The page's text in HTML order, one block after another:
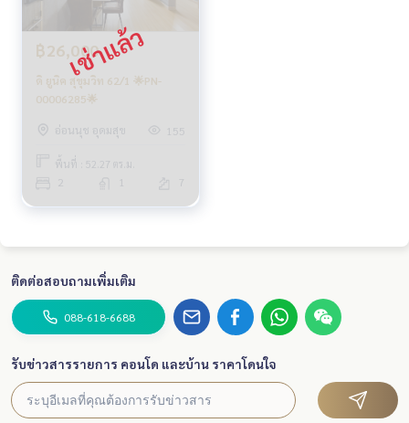
฿26,000
ดิ ยูนิค สุขุมวิท 62/1 🌟PN-
00006285🌟
อ่อนนุช อุดมสุข 155
พื้นที่ : 52.27 ตร.ม.
2 1 7
ติดต่อสอบถามเพิ่มเติม
088-618-6688
รับข่าวสารรายการ คอนโด และบ้าน ราคาโดนใจ